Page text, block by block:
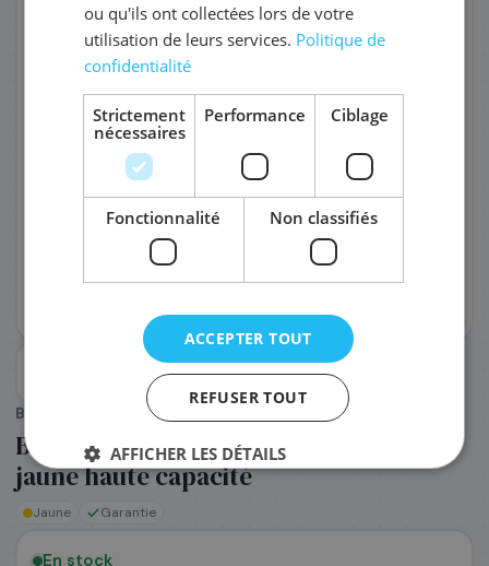
BROTHER (Réf. :
Brother LC527XLY - Cartouche d'encre
jaune haute capacité
Jaune Garantie
En stock
DATE DE PREMIÈRE LIVRAISON SOUHAITÉE
TÉLÉPHONE*
SOCIÉTÉ
ou qu'ils ont collectées lors de votre
utilisation de leurs services. Politique de
confidentialité
Strictement
nécessaires
Performance Ciblage
Fonctionnalité Non classifiés
ACCEPTER TOUT
REFUSER TOUT
AFFICHER LES DÉTAILS